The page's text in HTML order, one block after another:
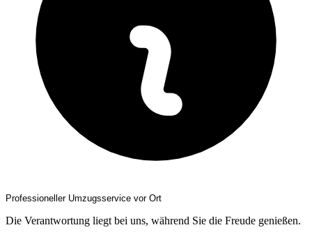
Professioneller Umzugsservice vor Ort
Die Verantwortung liegt bei uns, während Sie die Freude genießen.